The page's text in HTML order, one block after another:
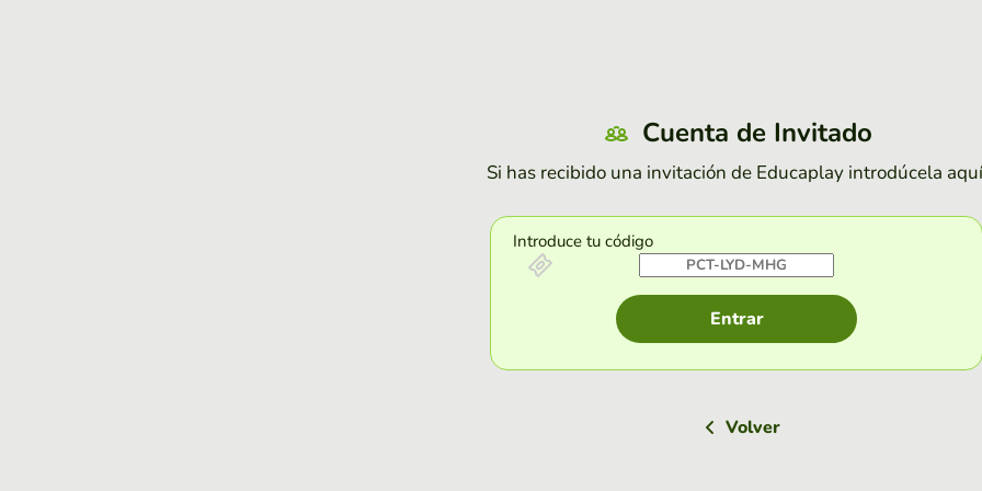
Cuenta de Invitado
Si has recibido una invitación de Educaplay introdúcela
Introduce tu código
Entrar
Volver